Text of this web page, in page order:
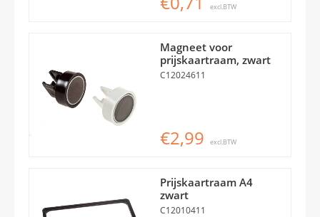
excl.BTW
Magneet voor
prijskaartraam, zwart
C12024611
€2,99 excl.BTW
Prijskaartraam A4
zwart
C12010411